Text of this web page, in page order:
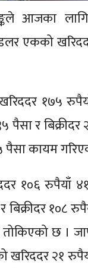
आजका
एकको
१७५
र
पैसा कायम
१०६ रुपैयाँ
१०८
छ ।
२१